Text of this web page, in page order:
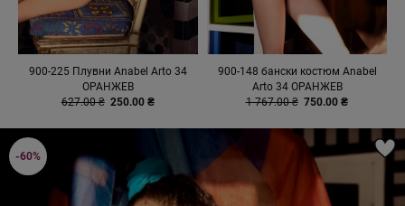
900-225 Плувни Anabel Arto 34
ОРАНЖЕВ
627.00 ₴ 250.00 ₴
900-148 бански костюм Anabel
Arto 34 ОРАНЖЕВ
1 767.00 ₴ 750.00 ₴
-60%